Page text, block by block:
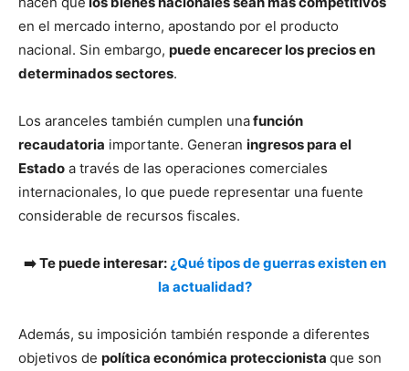
en el mercado interno, apostando por el producto
nacional. Sin embargo, puede encarecer los precios en
determinados sectores.
Los aranceles también cumplen unafunción
recaudatoria importante. Generan ingresos para el
Estado a través de las operaciones comerciales
internacionales, lo que puede representar una fuente
considerable de recursos fiscales.
➡️ Te puede interesar:¿Qué tipos de guerras existen en
la actualidad?
Además, su imposición también responde a diferentes
objetivos de política económica proteccionista que son